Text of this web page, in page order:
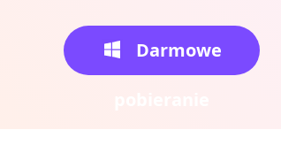
Darmowe